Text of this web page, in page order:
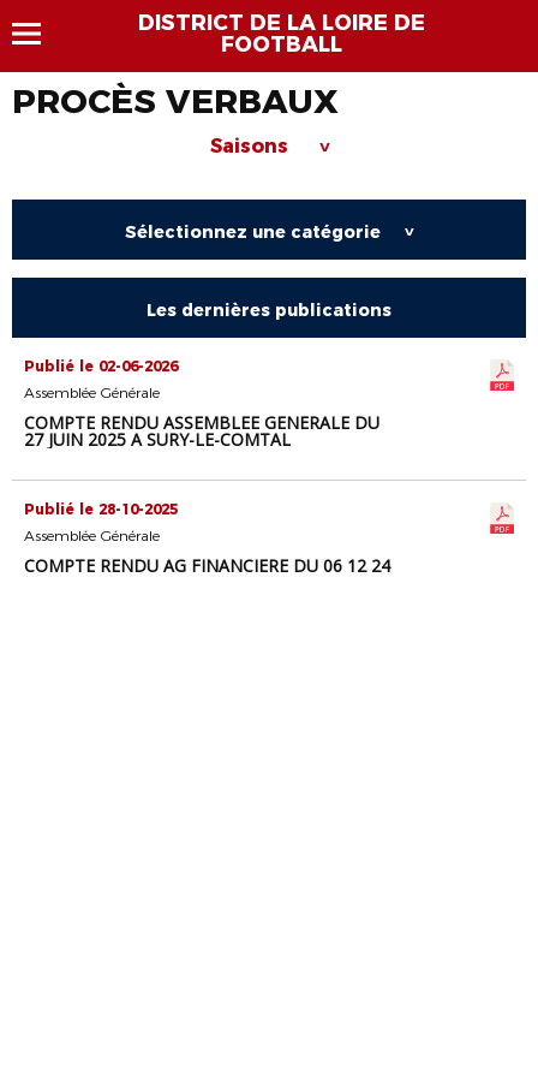
DISTRICT DE LA LOIRE DE
FOOTBALL
PROCÈS VERBAUX
Saisons >
Sélectionnez une catégorie >
Les dernières publications
Publié le 02-06-2026
Assemblée Générale
COMPTE RENDU ASSEMBLEE GENERALE DU
27 JUIN 2025 A SURY-LE-COMTAL
Publié le 28-10-2025
Assemblée Générale
COMPTE RENDU AG FINANCIERE DU 06 12 24